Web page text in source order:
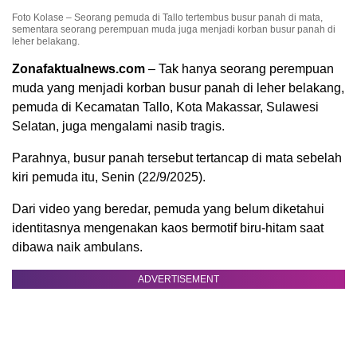
Foto Kolase – Seorang pemuda di Tallo tertembus busur panah di mata,
sementara seorang perempuan muda juga menjadi korban busur panah di
leher belakang.
Zonafaktualnews.com – Tak hanya seorang perempuan
muda yang menjadi korban busur panah di leher belakang,
pemuda di Kecamatan Tallo, Kota Makassar, Sulawesi
Selatan, juga mengalami nasib tragis.
Parahnya, busur panah tersebut tertancap di mata sebelah
kiri pemuda itu, Senin (22/9/2025).
Dari video yang beredar, pemuda yang belum diketahui
identitasnya mengenakan kaos bermotif biru-hitam saat
dibawa naik ambulans.
ADVERTISEMENT